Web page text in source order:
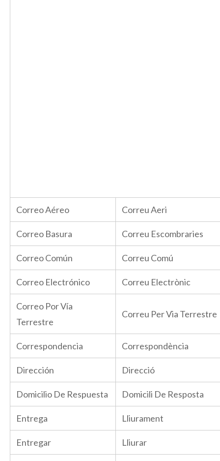
Correo Aéreo Correu Aeri
Correo Basura Correu Escombraries
Correo Común Correu Comú
Correo Electrónico Correu Electrònic
Correo Por Vía
Terrestre
Correu Per Via Terrestre
Correspondencia Correspondència
Dirección Direcció
Domicilio De Respuesta Domicili De Resposta
Entrega Lliurament
Entregar Lliurar